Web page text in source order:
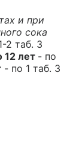
и при
сока
2 таб. 3
12 лет - по
- по 1 таб. 3